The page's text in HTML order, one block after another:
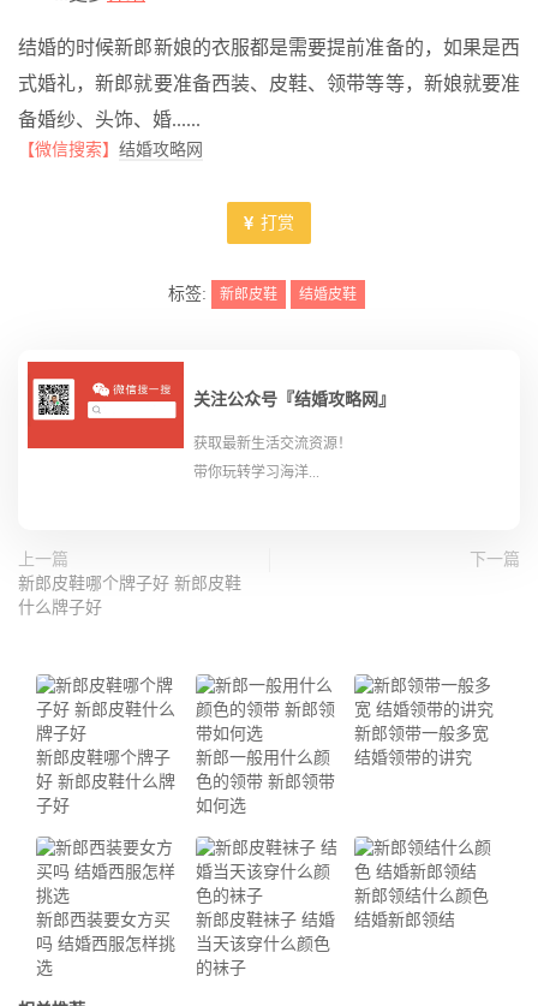
结婚的时候新郎新娘的衣服都是需要提前准备的，如果是西
式婚礼，新郎就要准备西装、皮鞋、领带等等，新娘就要准
备婚纱、头饰、婚......
【微信搜索】 结婚攻略网
打赏
标签: 新郎皮鞋 结婚皮鞋
关注公众号『结婚攻略网』
获取最新生活交流资源！
带你玩转学习海洋...
上一篇
新郎皮鞋哪个牌子好 新郎皮鞋
什么牌子好
下一篇
新郎皮鞋哪个牌子
好 新郎皮鞋什么牌
子好
新郎一般用什么颜
色的领带 新郎领带
如何选
新郎领带一般多宽
结婚领带的讲究
新郎西装要女方买
吗 结婚西服怎样挑
选
新郎皮鞋袜子 结婚
当天该穿什么颜色
的袜子
新郎领结什么颜色
结婚新郎领结